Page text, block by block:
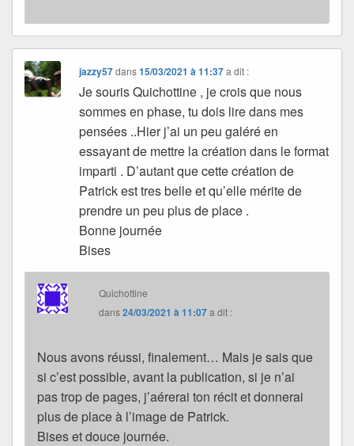
jazzy57dans15/03/2021 à 11:37 a dit :
Je souris Quichottine , je crois que nous
sommes en phase, tu dois lire dans mes
pensées ..Hier j’ai un peu galéré en
essayant de mettre la création dans le format
imparti . D’autant que cette création de
Patrick est tres belle et qu’elle mérite de
prendre un peu plus de place .
Bonne journée
Bises
Quichottine
dans24/03/2021 à 11:07a dit :
Nous avons réussi, finalement… Mais je sais que
si c’est possible, avant la publication, si je n’ai
pas trop de pages, j’aérerai ton récit et donnerai
plus de place à l’image de Patrick.
Bises et douce journée.